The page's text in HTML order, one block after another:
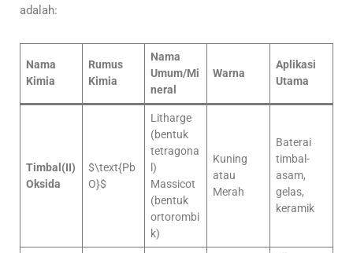
adalah:
Nama
Kimia
Rumus
Kimia
Nama
Umum/Mi
neral
Warna
Aplikasi
Utama
Timbal(II)
Oksida
$\text{Pb
O}$
Litharge
(bentuk
tetragona
l)
Massicot
(bentuk
ortorombi
k)
Kuning
atau
Merah
Baterai
timbal-
asam,
gelas,
keramik